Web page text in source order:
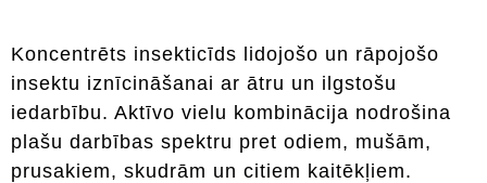
Koncentrēts insekticīds lidojošo un rāpojošo
insektu iznīcināšanai ar ātru un ilgstošu
iedarbību. Aktīvo vielu kombinācija nodrošina
plašu darbības spektru pret odiem, mušām,
prusakiem, skudrām un citiem kaitēkļiem.